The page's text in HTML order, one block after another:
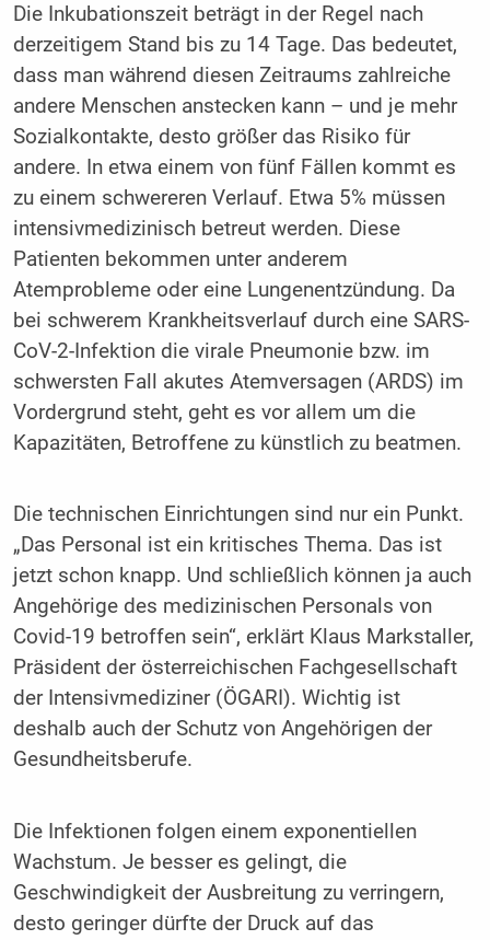
Die Inkubationszeit beträgt in der Regel nach
derzeitigem Stand bis zu 14 Tage. Das bedeutet,
dass man während diesen Zeitraums zahlreiche
andere Menschen anstecken kann – und je mehr
Sozialkontakte, desto größer das Risiko für
andere. In etwa einem von fünf Fällen kommt es
zu einem schwereren Verlauf. Etwa 5% müssen
intensivmedizinisch betreut werden. Diese
Patienten bekommen unter anderem
Atemprobleme oder eine Lungenentzündung. Da
bei schwerem Krankheitsverlauf durch eine SARS-
CoV-2-Infektion die virale Pneumonie bzw. im
schwersten Fall akutes Atemversagen (ARDS) im
Vordergrund steht, geht es vor allem um die
Kapazitäten, Betroffene zu künstlich zu beatmen.
Die technischen Einrichtungen sind nur ein Punkt.
„Das Personal ist ein kritisches Thema. Das ist
jetzt schon knapp. Und schließlich können ja auch
Angehörige des medizinischen Personals von
Covid-19 betroffen sein“, erklärt Klaus Markstaller,
Präsident der österreichischen Fachgesellschaft
der Intensivmediziner (ÖGARI). Wichtig ist
deshalb auch der Schutz von Angehörigen der
Gesundheitsberufe.
Die Infektionen folgen einem exponentiellen
Wachstum. Je besser es gelingt, die
Geschwindigkeit der Ausbreitung zu verringern,
desto geringer dürfte der Druck auf das